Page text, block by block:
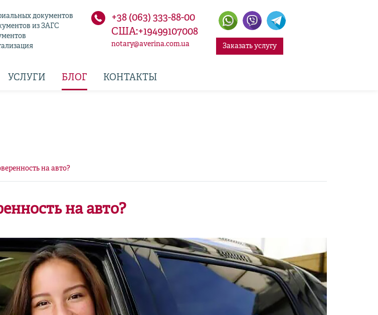
документов
из ЗАГС
+38 (063) 333-88-00
США:+19499107008
notary@averina.com.ua Заказать услугу
УСЛУГИ БЛОГ КОНТАКТЫ
на авто?
на авто?